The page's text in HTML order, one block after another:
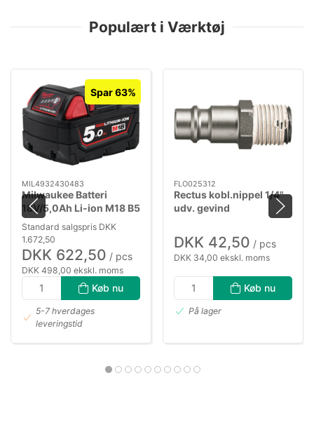
Populært i Værktøj
Spar 63%
MIL4932430483
Milwaukee Batteri
18V/5,0Ah Li-ion M18 B5
Standard salgspris DKK
1.672,50
DKK 622,50 / pcs
DKK 498,00 ekskl. moms
Køb nu
5-7 hverdages
leveringstid
FLO025312
Rectus kobl.nippel 1/4"
udv. gevind
DKK 42,50 / pcs
DKK 34,00 ekskl. moms
Køb nu
På lager